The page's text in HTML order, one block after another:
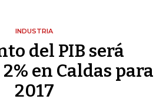
INDUSTRIA
del PIB será
en Caldas para
2017